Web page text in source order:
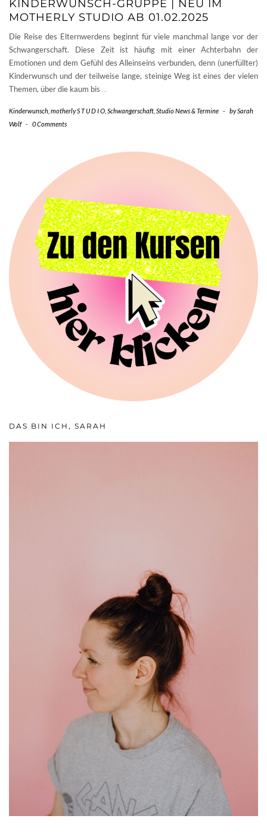
KINDERWUNSCH-GRUPPE | NEU IM
MOTHERLY STUDIO AB 01.02.2025
Die Reise des Elternwerdens beginnt für viele manchmal lange vor der
Schwangerschaft. Diese Zeit ist häufig mit einer Achterbahn der
Emotionen und dem Gefühl des Alleinseins verbunden, denn (unerfüllter)
Kinderwunsch und der teilweise lange, steinige Weg ist eines der vielen
Themen, über die kaum bis
Kinderwunsch motherly S T U D I O Schwangerschaft Studio News & Termine - bySarah
Wolf - 0 Comments
DAS BIN ICH, SARAH